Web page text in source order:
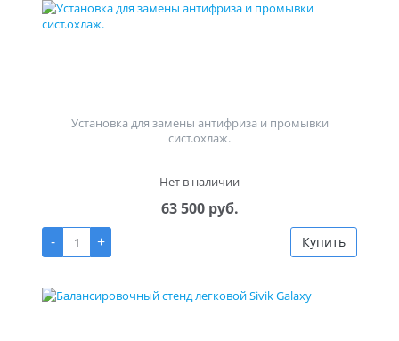
Установка для замены антифриза и промывки
сист.охлаж.
Нет в наличии
63 500 руб.
-
+ Купить